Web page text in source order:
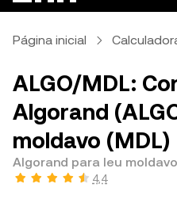
Página inicial
ALGO/MDL:
Algorand
moldavo (MDL)
Algorand para leu moldavo
4,4